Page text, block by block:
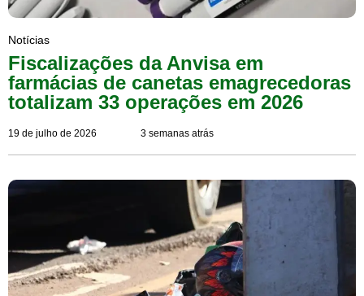
Notícias
Fiscalizações da Anvisa em
farmácias de canetas emagrecedoras
totalizam 33 operações em 2026
19 de julho de 2026 3 semanas atrás